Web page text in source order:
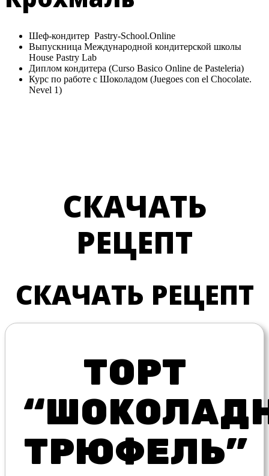
Шеф-кондитер Pastry-School.Online
Выпускница Международной кондитерской школы
House Pastry Lab
Диплом кондитера (Curso Basico Online de Pasteleria)
Курс по работе с Шоколадом (Juegoes con el Chocolate.
Nevel 1)
СКАЧАТЬ
РЕЦЕПТ
СКАЧАТЬ РЕЦЕПТ
ТОРТ
ТРЮФЕЛЬ”